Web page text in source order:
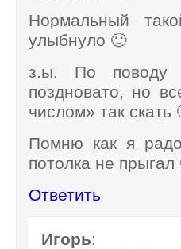
Нормальный
улыбнуло 🙂
з.ы. По поводу
поздновато, но
числом» так скать
Помню как я
потолка не прыгал
Ответить
Игорь: